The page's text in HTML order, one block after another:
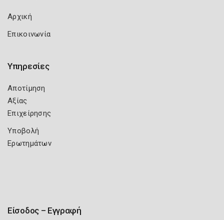
Αρχική
Επικοινωνία
Υπηρεσίες
Αποτίμηση
Αξίας
Επιχείρησης
Υποβολή
Ερωτημάτων
Είσοδος – Εγγραφή